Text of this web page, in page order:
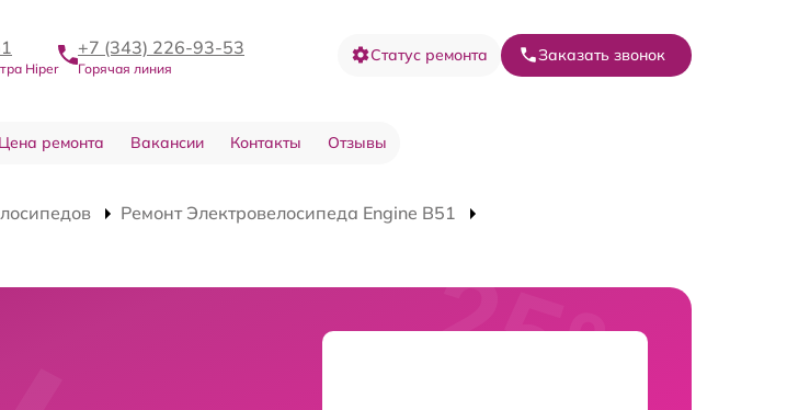
Hiper
+7 (343) 226-93-53
Горячая линия
Статус ремонта Заказать звонок
Цена ремонта Вакансии Контакты Отзывы
Ремонт Электровелосипеда Engine B51